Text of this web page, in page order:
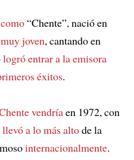
“Chente”, nació en
joven, cantando en
logró entrar a la emisora
éxitos.
vendríaen 1972, con
a lo más altode la
internacionalmente.